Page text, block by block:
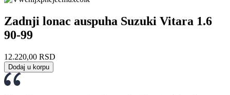
Zadnji lonac auspuha Suzuki Vitara 1.6
90-99
12.220,00 RSD
Dodaj u korpu